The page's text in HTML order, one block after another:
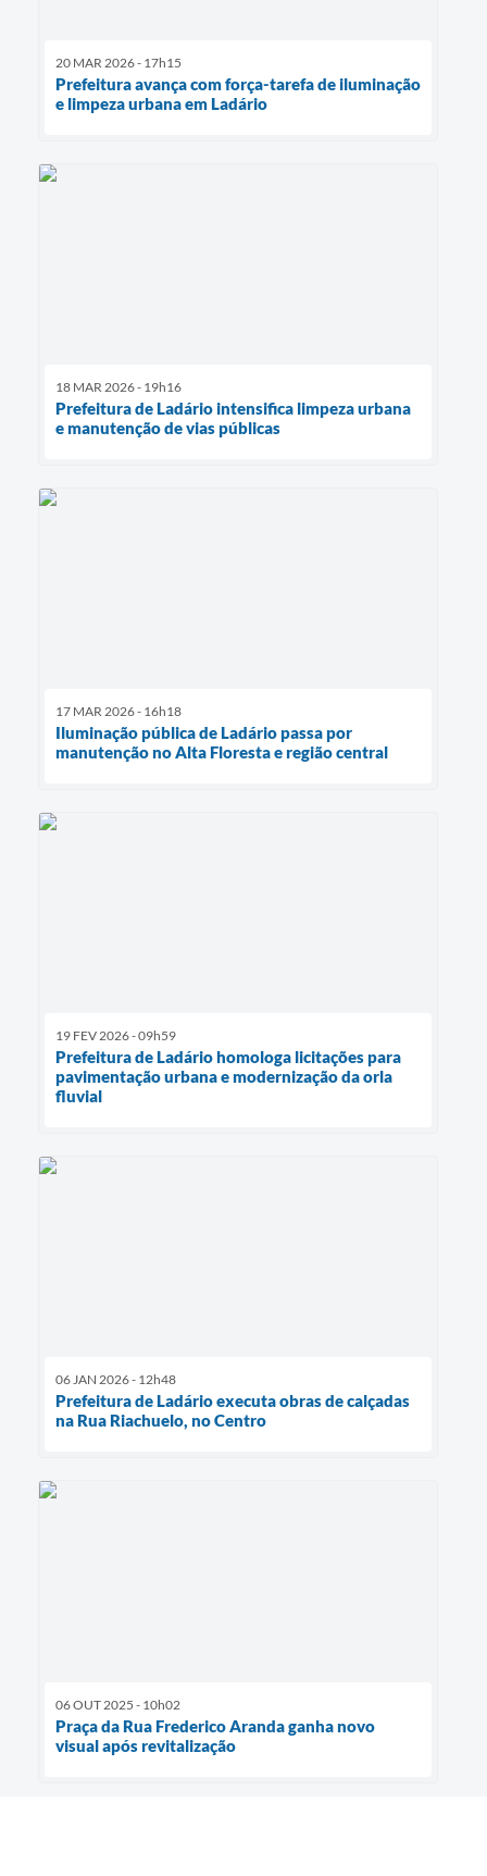
20 MAR 2026 - 17h15
Prefeitura avança com força-tarefa de iluminação
e limpeza urbana em Ladário
18 MAR 2026 - 19h16
Prefeitura de Ladário intensifica limpeza urbana
e manutenção de vias públicas
17 MAR 2026 - 16h18
Iluminação pública de Ladário passa por
manutenção no Alta Floresta e região central
19 FEV 2026 - 09h59
Prefeitura de Ladário homologa licitações para
pavimentação urbana e modernização da orla
fluvial
06 JAN 2026 - 12h48
Prefeitura de Ladário executa obras de calçadas
na Rua Riachuelo, no Centro
06 OUT 2025 - 10h02
Praça da Rua Frederico Aranda ganha novo
visual após revitalização